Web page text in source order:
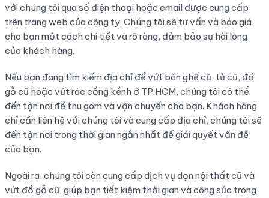
với chúng tôi qua số điện thoại hoặc email được cung cấp
trên trang web của công ty. Chúng tôi sẽ tư vấn và báo giá
cho bạn một cách chi tiết và rõ ràng, đảm bảo sự hài lòng
của khách hàng.
Nếu bạn đang tìm kiếm địa chỉ để vứt bàn ghế cũ, tủ cũ, đồ
gỗ cũ hoặc vứt rác cồng kềnh ở TP.HCM, chúng tôi có thể
đến tận nơi để thu gom và vận chuyển cho bạn. Khách hàng
chỉ cần liên hệ với chúng tôi và cung cấp địa chỉ, chúng tôi sẽ
đến tận nơi trong thời gian ngắn nhất để giải quyết vấn đề
của bạn.
Ngoài ra, chúng tôi còn cung cấp dịch vụ dọn nội thất cũ và
vứt đồ gỗ cũ, giúp bạn tiết kiệm thời gian và công sức trong